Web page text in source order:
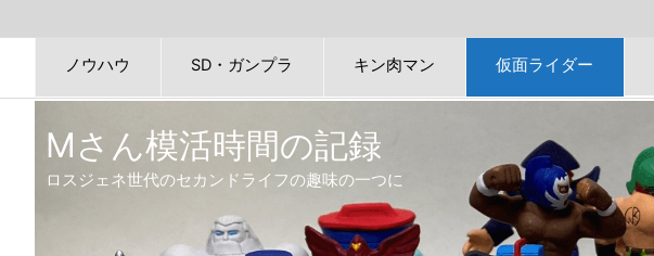
ノウハウ SD・ガンプラ キン肉マン 仮面ライダー
Mさん模活時間の記録
ロスジェネ世代のセカンドライフの趣味の一つに